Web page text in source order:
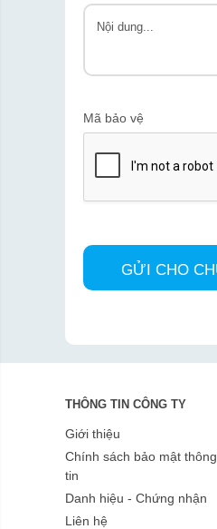
Mã bảo vệ
THÔNG TIN CÔNG TY
Giới thiệu
Chính sách bảo mật thông
tin
Danh hiệu - Chứng nhận
Liên hệ